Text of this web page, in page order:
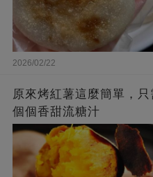
2026/02/22
原來烤紅薯這麼簡單，
個個香甜流糖汁